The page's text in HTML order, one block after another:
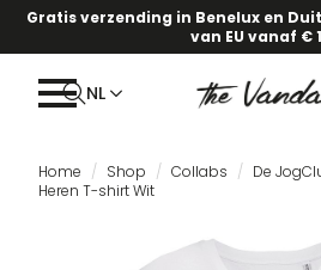
Gratis verzending in Benelux en
van EU vanaf €
NL
Home Shop Collabs
De
Heren T-shirt Wit